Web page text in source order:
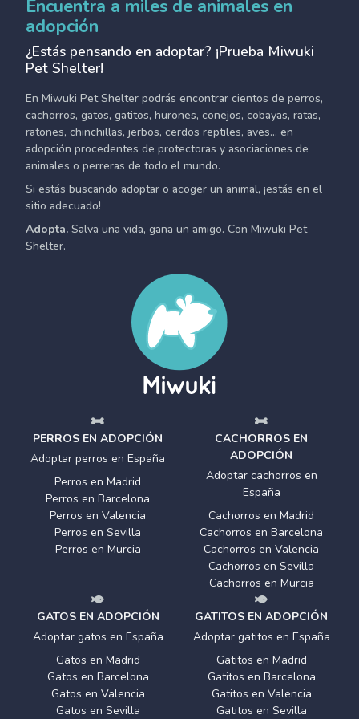
Encuentra a miles de animales en
adopción
¿Estás pensando en adoptar? ¡Prueba Miwuki
Pet Shelter!
En Miwuki Pet Shelter podrás encontrar cientos de perros,
cachorros, gatos, gatitos, hurones, conejos, cobayas, ratas,
ratones, chinchillas, jerbos, cerdos reptiles, aves... en
adopción procedentes de protectoras y asociaciones de
animales o perreras de todo el mundo.
Si estás buscando adoptar o acoger un animal, ¡estás en el
sitio adecuado!
Adopta. Salva una vida, gana un amigo. Con Miwuki Pet
Shelter.
PERROS EN ADOPCIÓN
Adoptar perros en España
Perros en Madrid
Perros en Barcelona
Perros en Valencia
Perros en Sevilla
Perros en Murcia
CACHORROS EN
ADOPCIÓN
Adoptar cachorros en
España
Cachorros en Madrid
Cachorros en Barcelona
Cachorros en Valencia
Cachorros en Sevilla
Cachorros en Murcia
GATOS EN ADOPCIÓN
Adoptar gatos en España
Gatos en Madrid
Gatos en Barcelona
Gatos en Valencia
Gatos en Sevilla
GATITOS EN ADOPCIÓN
Adoptar gatitos en España
Gatitos en Madrid
Gatitos en Barcelona
Gatitos en Valencia
Gatitos en Sevilla